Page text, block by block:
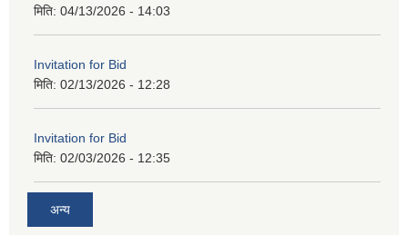
मिति: 04/13/2026 - 14:03
Invitation for Bid
मिति: 02/13/2026 - 12:28
Invitation for Bid
मिति: 02/03/2026 - 12:35
अन्य